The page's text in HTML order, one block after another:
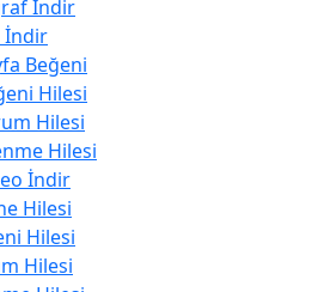
İndir
İndir
Beğeni
Hilesi
Hilesi
Hilesi
İndir
Hilesi
Hilesi
Hilesi